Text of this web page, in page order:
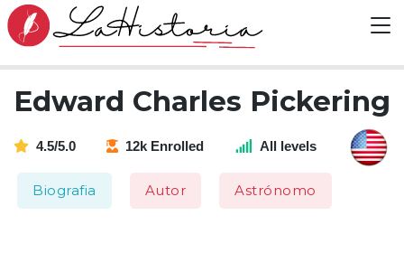
Edward Charles Pickering
4.5/5.0 12k Enrolled All levels
Biografia Autor Astrónomo